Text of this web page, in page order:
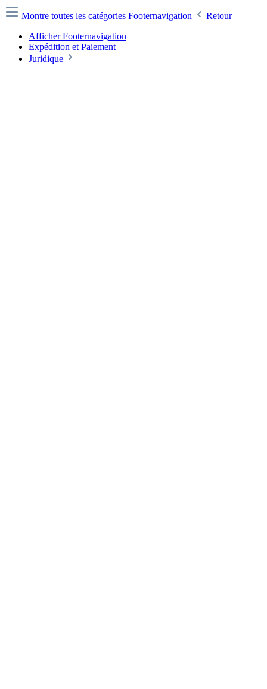
Montre toutes les catégories Footernavigation
Retour
Afficher Footernavigation
Expédition et Paiement
Juridique